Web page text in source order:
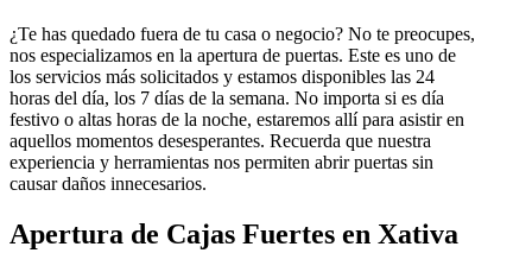
¿Te has quedado fuera de tu casa o negocio? No te preocupes,
nos especializamos en la apertura de puertas. Este es uno de
los servicios más solicitados y estamos disponibles las 24
horas del día, los 7 días de la semana. No importa si es día
festivo o altas horas de la noche, estaremos allí para asistir en
aquellos momentos desesperantes. Recuerda que nuestra
experiencia y herramientas nos permiten abrir puertas sin
causar daños innecesarios.
Apertura de Cajas Fuertes en Xativa